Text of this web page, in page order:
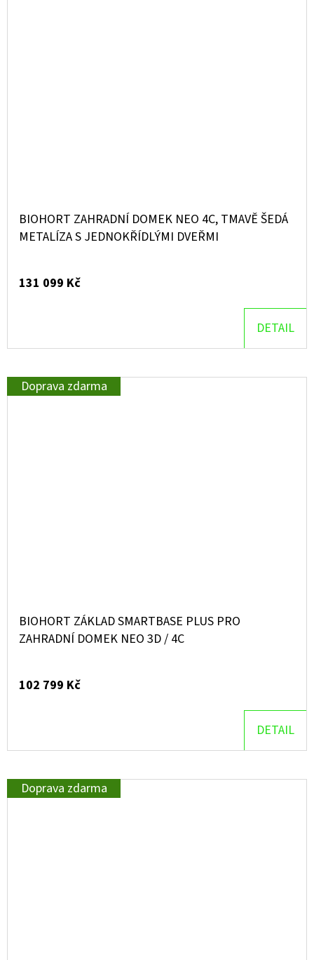
BIOHORT ZAHRADNÍ DOMEK NEO 4C, TMAVĚ ŠEDÁ
METALÍZA S JEDNOKŘÍDLÝMI DVEŘMI
131 099 Kč
DETAIL
Doprava zdarma
BIOHORT ZÁKLAD SMARTBASE PLUS PRO
ZAHRADNÍ DOMEK NEO 3D / 4C
102 799 Kč
DETAIL
Doprava zdarma